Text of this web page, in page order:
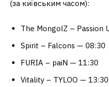
(за київським часом):
The MongolZ – Passion
Spirit – Falcons — 08:30
FURIA – paiN — 11:30
Vitality – TYLOO — 13:30